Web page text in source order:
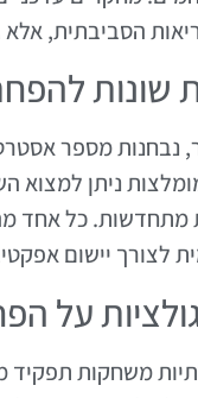
הסביבתית, אלא
שונות
ניתן למצוא
מתחדשות. כל אחד
לצורך יישום
על
משחקות תפקיד